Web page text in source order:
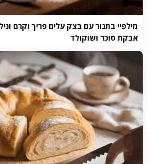
מילפיי בתנור עם בצק עלים פריך וקרם
אבקת סוכר ושוקולד